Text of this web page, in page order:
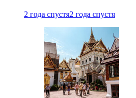
2 года спустя2 года спустя